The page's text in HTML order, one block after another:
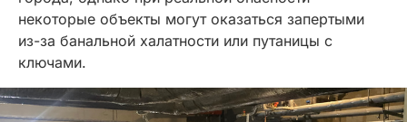
некоторые объекты могут оказаться запертыми
из-за банальной халатности или путаницы с
ключами.